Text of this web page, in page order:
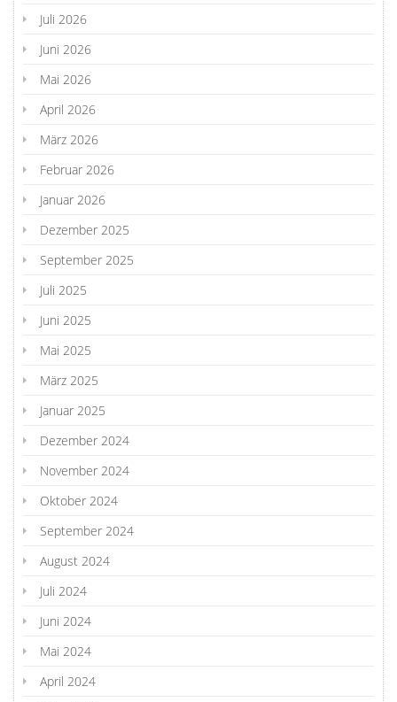
Juli 2026
Juni 2026
Mai 2026
April 2026
März 2026
Februar 2026
Januar 2026
Dezember 2025
September 2025
Juli 2025
Juni 2025
Mai 2025
März 2025
Januar 2025
Dezember 2024
November 2024
Oktober 2024
September 2024
August 2024
Juli 2024
Juni 2024
Mai 2024
April 2024